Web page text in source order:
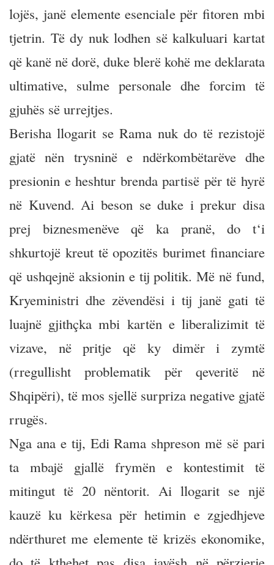
lojës, janë elemente esenciale për fitoren mbi
tjetrin. Të dy nuk lodhen së kalkuluari kartat
që kanë në dorë, duke blerë kohë me deklarata
ultimative, sulme personale dhe forcim të
gjuhës së urrejtjes.
Berisha llogarit se Rama nuk do të rezistojë
gjatë nën trysninë e ndërkombëtarëve dhe
presionin e heshtur brenda partisë për të hyrë
në Kuvend. Ai beson se duke i prekur disa
prej biznesmenëve që ka pranë, do t‘i
shkurtojë kreut të opozitës burimet financiare
që ushqejnë aksionin e tij politik. Më në fund,
Kryeministri dhe zëvendësi i tij janë gati të
luajnë gjithçka mbi kartën e liberalizimit të
vizave, në pritje që ky dimër i zymtë
(rregullisht problematik për qeveritë në
Shqipëri), të mos sjellë surpriza negative gjatë
rrugës.
Nga ana e tij, Edi Rama shpreson më së pari
ta mbajë gjallë frymën e kontestimit të
mitingut të 20 nëntorit. Ai llogarit se një
kauzë ku kërkesa për hetimin e zgjedhjeve
ndërthuret me elemente të krizës ekonomike,